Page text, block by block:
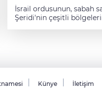
İsrail ordusunun, sabah saatlerinden bu yana Gazze Şeridi'nin çeşitli bölgelerine düzenlediği saldırılarda, aralarında kadın ve çocukların da bulunduğu 43 Filistinli yaşamını yitirdi. Hastane kaynakları ve görgü tanıklarından alınan bilgilere göre, İsrail ordusu, başta kuzeydeki Gazze kenti olmak üzere Gazze Şeridi'nin çeşitli bölgelerinde göçe zorlanan Filistinlilerin sığındığı çadırları, yardım bekleyenleri, evleri ve sivillerin toplandığı alanları vurdu. Gazze kentini işgal için kara saldırısı başlatan İsrail ordusu, kentin batısındaki liman yakınlarında sivil bir grubu hedef aldı. Saldırıda 1 kişi öldü, birçok kişi yaralandı. Kentin güneyindeki Zeytun Mahallesi'nde insansız hava aracından (İHA) açılan ateşte 1 kişi hayatını kaybetti. Gazze kentinin batısındaki Ensar Kavşağı yakınlarına İHA saldırısı düzenlendi. Saldırıda 1 çocuk hayatını kaybetti. Kentteki Şati Mülteci Kampı'nda bir ev bombalandı. Bombardımanda 1 çocuk daha yaşamını yitirdi. Gazze kentinin güneyindeki Sabra Mahallesi'nde, Filistinli "Sabiti" ailesinin evinin hedef alındığı hava saldırısında 1 kadın hayatını kaybetti. İsrail ordusu, Gazze kentinin Sabra ve Tel el-Hava mahalleleri ile Şeyh Rıdvan ve Nasr bölgelerinde onlarca evi bombalı araçlarla havaya uçurdu. Kentin farklı bölgelerinde düzenlenen saldırıların ardından Saraya Sahra Hastanesi'ne 5 ölü, 37 yaralı getirildi. Gazze Şeridi'nin orta kesimindeki Deyr el-Belah'ta saldırılar yoğunlaştı İsrail ordusu, Gazze Şeridi'nin orta kesiminde zorla yerinden edilen çok sayıda Filistinlinin bulunduğu Deyr el-Belah kentine saldırılarını yoğunlaştırdı. Kentin Ebu Arif bölgesinde sivillerin toplandığı bir alana düzenlenen İHA saldırısında 1 kişi öldü, çok sayıda kişi yaralandı. Deyr el-Belah'ın batısındaki Meşaile bölgesinde yerinden edilenlerin bulunduğu çadırlara düzenlenen saldırıda 1'i kadın 3 Filistinli yaşamını yitirdi. Yine Deyr el-Belah’ın Vadi es-Silka bölgesinde yerinden edilenlerin kaldığı bir çadıra İHA saldırısı düzenlendi. Saldırıda 1 Filistinli hayatını kaybetti. Bureyc Mülteci Kampı'nda odun toplayan 4 kardeş İsrail saldırısında can verdi Hicr el-Cami bölgesinde bir çadırın bombalanması sonucu 1 kişi yaşamını yitirirken, Bureyc Mülteci Kampı'nda odun toplayan 4 kardeş İsrail saldırısında can verdi. İsrail ordusunun, Reşid Caddesi yakınlarında Netzarim Koridoru çevresine düzenlediği saldırıda 1 Filistinli hayatını kaybetti. İsrail "güvenli" dediği El-Mevasi'de aşevini vurdu, çoğunluğu çocuk 9 kişi öldü İsrail ordusu Gazze Şeridi'nin güneyindeki Han Yunus kentinde bir aşevi ile yardım bekleyenleri ve çadırları vurdu. Han Yunus'un batısındaki El-Mavasi bölgesinde bulunan bir aşevine düzenlenen hava saldırısında 9 Filistinli yaşamını yitirdi. Ölenler arasında bir baba, 4 çocuğu ve torununun da bulunduğu aktarıldı. Han Yunus'ta yardım bekleyenlere ateş açıldı, 13 kişi öldü İsrail güçleri Han Yunus'un güneyinde yardım bekleyen sivillere ateş açtı. Saldırıda biri kadın 13 kişi hayatını kaybetti. El- Mevasi bölgesinde bulunan Aksa Üniversitesi yerleşkesinde yerinden edilenlerin kaldığı çadırlar, İsrail saldırısının hedefi oldu. Saldırıda çok sayıda Filistinli yaralandı. İsrail'in saldırılarında son 24 saatte 77 Filistinli hayatını kaybetti Gazze'deki Sağlık Bakanlığı, yaptığı yazılı açıklamada, İsrail'in devam eden saldırılarında yaşanan can kayıpları ve yaralanmalara ilişkin son verileri paylaştı. Son 24 saatte Gazze Şeridi'ndeki hastanelere 77 ölü ve 222 yaralının ulaştığı belirtildi. İsrail ordusunun Gazze Şeridi'nde 19 Ocak'ta varılan ateşkesi bozarak 18 Mart'tan bu yana düzenlediği saldırılarda 13 bin 357 Filistinlinin öldüğü, 56 bin 897 kişinin yaralandığı belirtildi. İsrail-ABD güdümlü sözde yardım dağıtım noktalarında Filistinlilerin hedef alındığı sistematik saldırılarda 27 Mayıs'tan bu yana öldürülenlerin sayısının 2 bin 582'ye, yaralananların sayısının da 18 bin 974'e çıktığı kaydedildi. İsrail'in Gazze Şeridi'ne 7 Ekim 2023'ten beri düzenlediği saldırılarda hayatını kaybedenlerin sayısının ise 66 bin 225'e, yaralıların 168 bin 938'e yükseldiği ifade edildi. Gazze Şeridi'nde enkaz altında hâlâ binlerce ölü olduğu belirtiliyor. Gazze'deki Filistin hükümetinden, İsrail'in ana sahil yolunu kapatması sonrası "insani felaket" uyarısı Gazze'deki hükümetin Medya Ofis Müdürü İsmail es-Sevabite, AA muhabirine yaptığı açıklamada, Gazze Şeridi'nin kuzey ve güneyini birbirine bağlayan Reşid Caddesi'nin İsrail ordusu tarafından kapatılmasının sonuçları hakkında uyardı. Gazze kentiyle kuzeyinde İsrail saldırısı ve kuşatması altında mahsur kalan Filistinlilerin durumu hakkında konuşan Sevabite, "Reşid Caddesi, Gazze'nin kuzeyine yardım ulaştırmak için tek yol." dedi. Reşid Caddesi'nin kapatılmasıyla yüzbinlerce Filistinlinin "gıda, ilaç ve yakıt yardımından mahrum
Künye İletişim